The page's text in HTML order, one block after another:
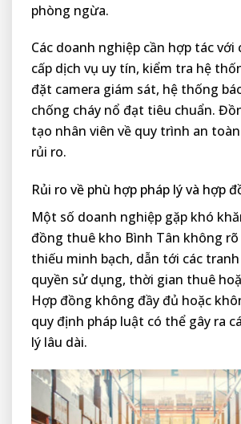
phòng ngừa.
Các doanh nghiệp cần hợp tác với
cấp dịch vụ uy tín, kiểm tra hệ
đặt camera giám sát, hệ thống
chống cháy nổ đạt tiêu chuẩn.
tạo nhân viên về quy trình an
rủi ro.
Rủi ro về phù hợp pháp lý và hợp
Một số doanh nghiệp gặp khó
đồng thuê kho Bình Tân không
thiếu minh bạch, dẫn tới các tranh
quyền sử dụng, thời gian thuê
Hợp đồng không đầy đủ hoặc
quy định pháp luật có thể gây ra
lý lâu dài.